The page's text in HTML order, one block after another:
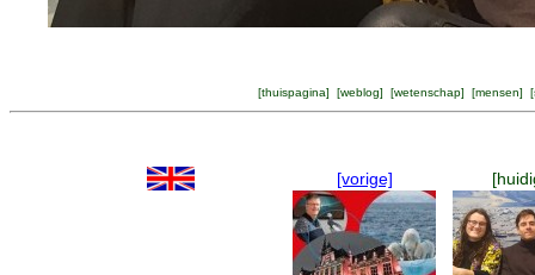
[thuispagina] [weblog] [wetenschap] [mensen] [
[vorige]